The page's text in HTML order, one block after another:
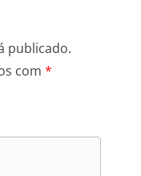
publicado.
com *